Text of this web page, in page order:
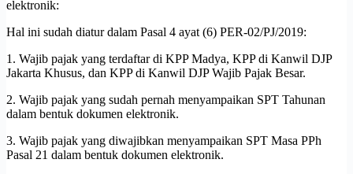
elektronik:
Hal ini sudah diatur dalam Pasal 4 ayat (6) PER-02/PJ/2019:
1. Wajib pajak yang terdaftar di KPP Madya, KPP di Kanwil DJP
Jakarta Khusus, dan KPP di Kanwil DJP Wajib Pajak Besar.
2. Wajib pajak yang sudah pernah menyampaikan SPT Tahunan
dalam bentuk dokumen elektronik.
3. Wajib pajak yang diwajibkan menyampaikan SPT Masa PPh
Pasal 21 dalam bentuk dokumen elektronik.